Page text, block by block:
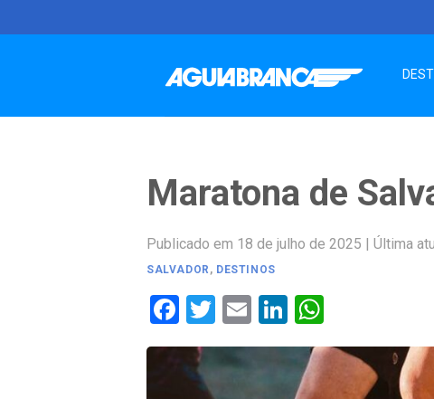
to
Maratona de
Publicado em 18 de julho de 2025 | Última
SALVADOR , DESTINOS
Facebook
Twitter
EmailLinkedIn